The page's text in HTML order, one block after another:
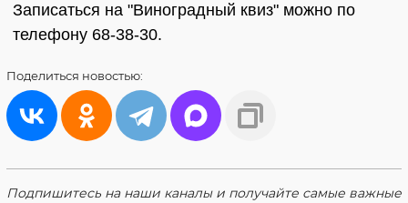
Записаться на "Виноградный квиз" можно по
телефону 68-38-30.
Поделиться новостью:
Подпишитесь на наши каналы и получайте самые важные